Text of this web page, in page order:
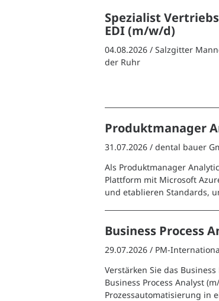
Spezialist
EDI (m/w/d)
04.08.2026 /Salzgitter
der Ruhr
Produktmanager
31.07.2026 /dental bauer
Als Produktmanager
Plattform mit Microsoft
und etablieren Standards,
Business Process
29.07.2026 / PM-
Verstärken Sie das
Business Process Analyst
Prozessautomatisierung in